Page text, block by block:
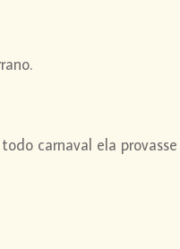
carnaval ela provasse